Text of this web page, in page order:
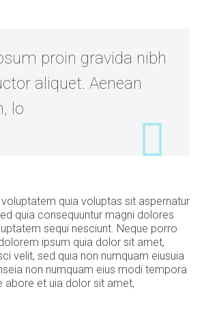
proin gravida nibh
aliquet. Aenean
lo
quia voluptas sit aspernatur
quia consequuntur magni dolores
sequi nesciunt. Neque porro
ipsum quia dolor sit amet,
velit, sed quia non numquam eiusuia
non numquam eius modi tempora
abore et uia dolor sit amet,